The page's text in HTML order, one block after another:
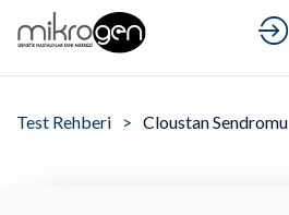
Test Rehberi Cloustan Sendromu